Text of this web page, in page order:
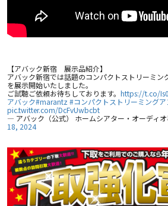
【アバック新宿 展示品紹介】
アバック新宿では話題のコンパクトストリーミン
を展示開始いたしました。
ご試聴ご依頼お待ちしております。 https://t.co/
アバック#marantz #コンパクトストリーミングア
pic.twitter.com/DcFvUwbcbt
— アバック（公式） ホームシアター・オーディ
18, 2024